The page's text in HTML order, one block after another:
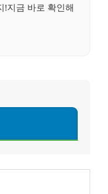
!지금 바로 확인해